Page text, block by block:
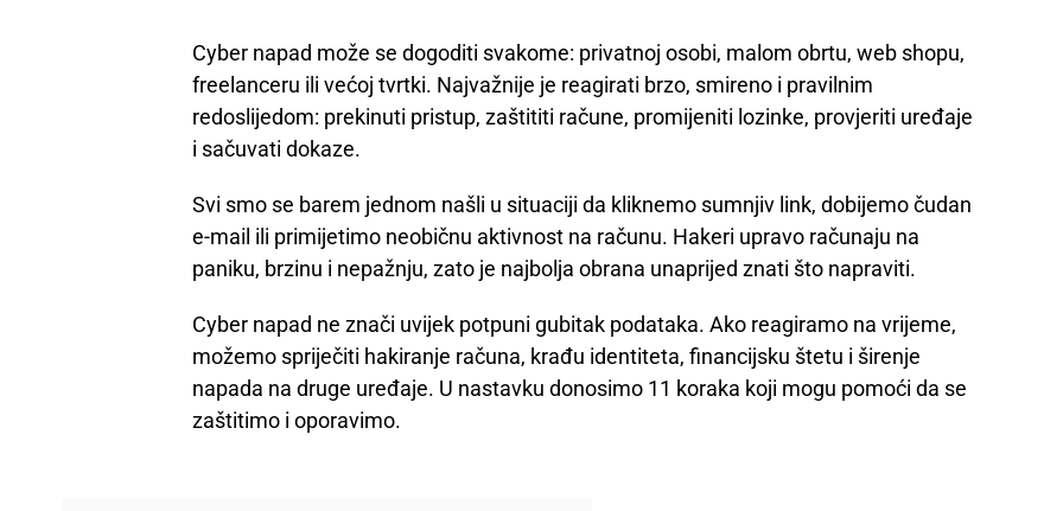
Cyber napad može se dogoditi svakome: privatnoj osobi, malom obrtu, web shopu,
freelanceru ili većoj tvrtki. Najvažnije je reagirati brzo, smireno i pravilnim
redoslijedom: prekinuti pristup, zaštititi račune, promijeniti lozinke, provjeriti uređaje
i sačuvati dokaze.
Svi smo se barem jednom našli u situaciji da kliknemo sumnjiv link, dobijemo čudan
e-mail ili primijetimo neobičnu aktivnost na računu. Hakeri upravo računaju na
paniku, brzinu i nepažnju, zato je najbolja obrana unaprijed znati što napraviti.
Cyber napad ne znači uvijek potpuni gubitak podataka. Ako reagiramo na vrijeme,
možemo spriječiti hakiranje računa, krađu identiteta, financijsku štetu i širenje
napada na druge uređaje. U nastavku donosimo 11 koraka koji mogu pomoći da se
zaštitimo i oporavimo.